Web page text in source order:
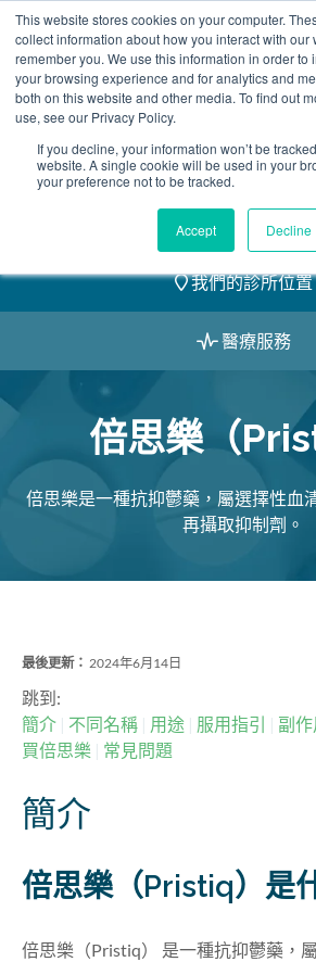
This website stores cookies on your computer.
collect information about how you interact with our
remember you. We use this information in order to
your browsing experience and for analytics and
both on this website and other media. To find out
use, see our Privacy Policy.
If you decline, your information won’t be
website. A single cookie will be used in your
your preference not to be tracked.
Accept Decline
Skip
to
content
2155 9055
預約
我們的醫護團隊
我們的診所位置
醫療服務
倍思樂（
倍思樂是一種抗抑鬱藥，屬選擇性血
再攝取抑制劑。
最後更新： 2024年6月14日
跳到:
簡介
不同名稱 用途 服用指引 副作
買倍思樂
常見問題
簡介
倍思樂（Pristiq）是
倍思樂（Pristiq） 是一種抗抑鬱藥，